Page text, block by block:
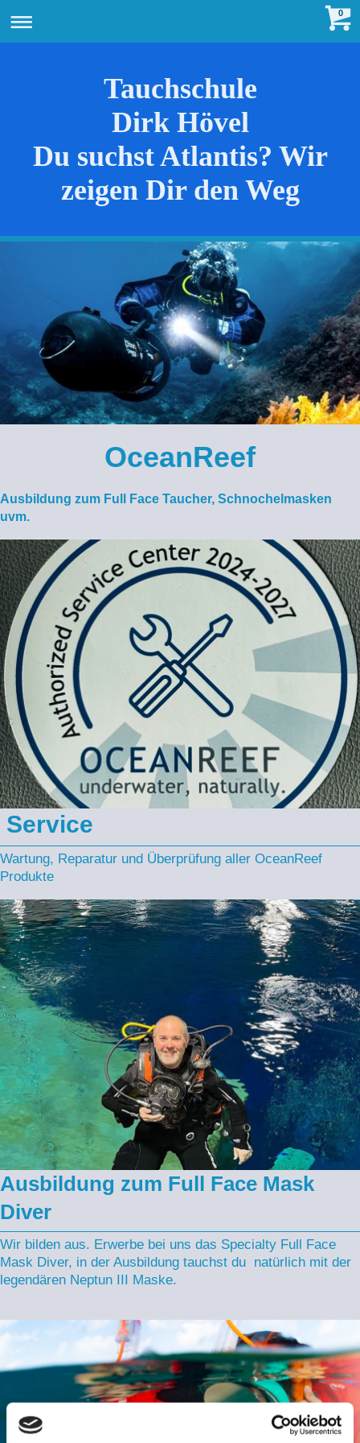
0
Tauchschule
Dirk Hövel
Du suchst Atlantis? Wir
zeigen Dir den Weg
OceanReef
Ausbildung zum Full Face Taucher, Schnochelmasken
uvm.
Service
Wartung, Reparatur und Überprüfung aller OceanReef
Produkte
Ausbildung zum Full Face Mask
Diver
Wir bilden aus. Erwerbe bei uns das Specialty Full Face
Mask Diver, in der Ausbildung tauchst du natürlich mit der
legendären Neptun III Maske.